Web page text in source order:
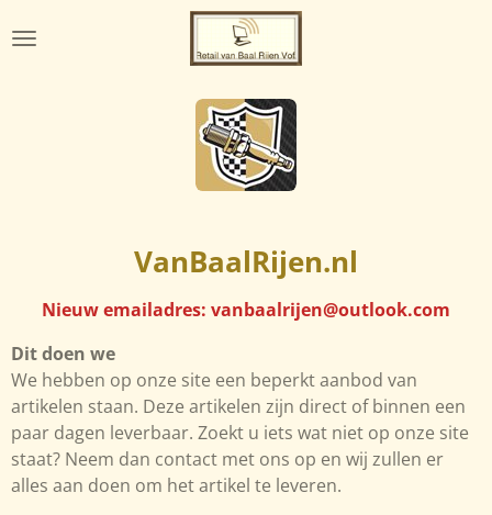
direct
VanBaalRijen.nl
Nieuw emailadres: vanbaalrijen@outlook.com
Dit doen we
We hebben op onze site een beperkt aanbod van
artikelen staan. Deze artikelen zijn direct of binnen een
paar dagen leverbaar. Zoekt u iets wat niet op onze site
staat? Neem dan contact met ons op en wij zullen er
alles aan doen om het artikel te leveren.